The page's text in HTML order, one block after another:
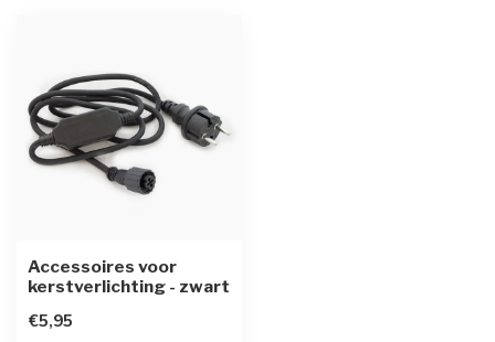
Accessoires voor
kerstverlichting - zwart
€5,95